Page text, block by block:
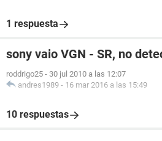
1 respuesta
sony vaio VGN - SR, no
roddrigo25 - 30 jul 2010 a las 12:07
andres1989 - 16 mar 2016 a las 15:49
10 respuestas